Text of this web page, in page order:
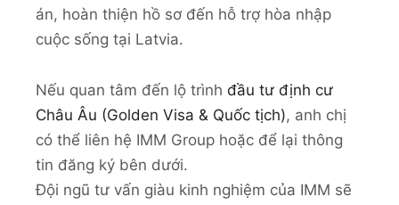
án, hoàn thiện hồ sơ đến hỗ trợ hòa nhập
cuộc sống tại Latvia.
Nếu quan tâm đến lộ trình đầu tư định cư
Châu Âu (Golden Visa & Quốc tịch), anh chị
có thể liên hệ IMM Group hoặc để lại thông
tin đăng ký bên dưới.
Đội ngũ tư vấn giàu kinh nghiệm của IMM sẽ